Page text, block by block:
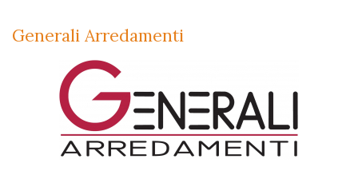
Generali Arredamenti